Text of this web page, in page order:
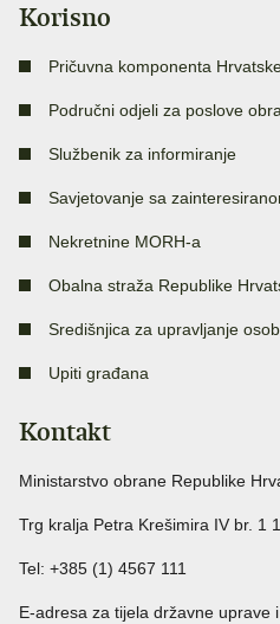
Korisno
Pričuvna komponenta
Područni odjeli za poslove
Službenik za informiranje
Savjetovanje sa
Nekretnine MORH-a
Obalna straža Republike
Središnjica za upravljanje
Upiti građana
Kontakt
Ministarstvo obrane Republike
Trg kralja Petra Krešimira IV br. 1
Tel: +385 (1) 4567 111
E-adresa za tijela državne uprave